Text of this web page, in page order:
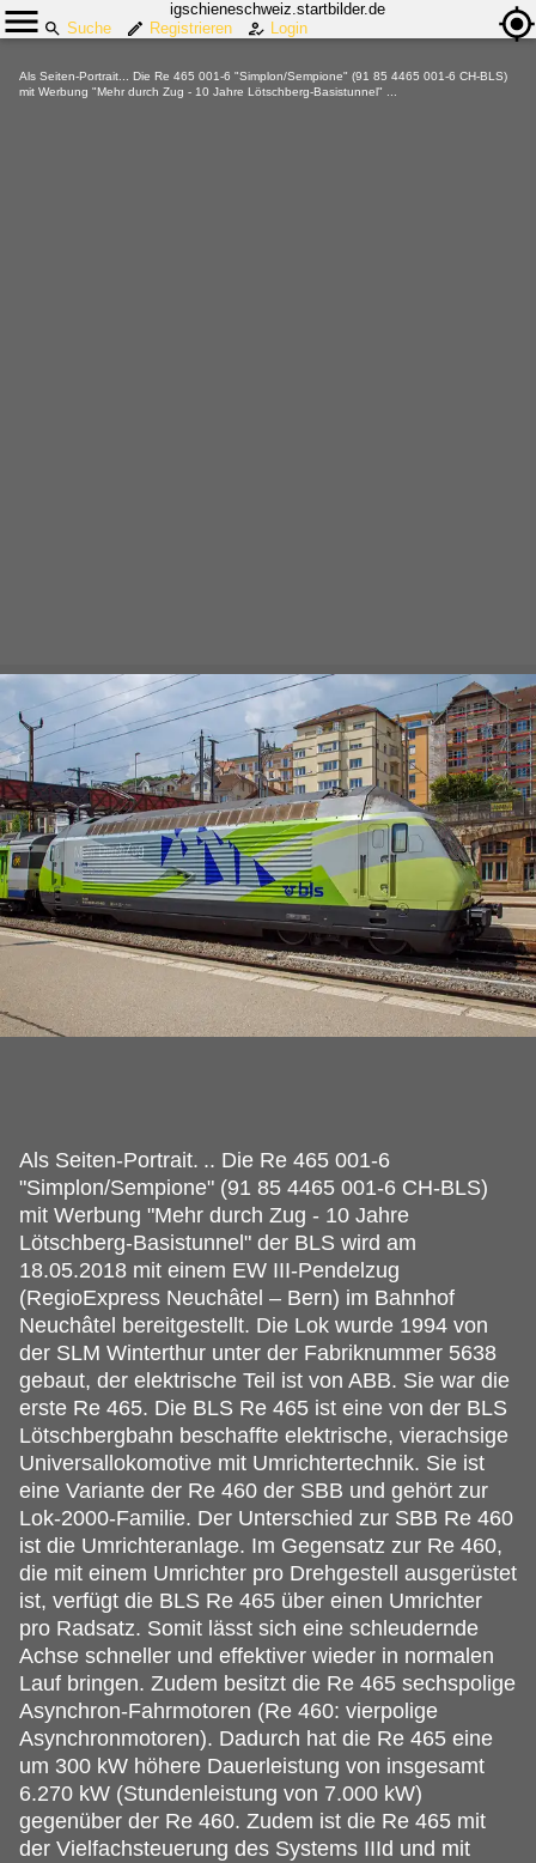
igschieneschweiz.startbilder.de
Suche
Registrieren Login
Als Seiten-Portrait... Die Re 465 001-6 "Simplon/Sempione" (91 85 4465 001-6 CH-BLS)
mit Werbung "Mehr durch Zug - 10 Jahre Lötschberg-Basistunnel" ...
Als Seiten-Portrait. .. Die Re 465 001-6
"Simplon/Sempione" (91 85 4465 001-6 CH-BLS)
mit Werbung "Mehr durch Zug - 10 Jahre
Lötschberg-Basistunnel" der BLS wird am
18.05.2018 mit einem EW III-Pendelzug
(RegioExpress Neuchâtel – Bern) im Bahnhof
Neuchâtel bereitgestellt. Die Lok wurde 1994 von
der SLM Winterthur unter der Fabriknummer 5638
gebaut, der elektrische Teil ist von ABB. Sie war die
erste Re 465. Die BLS Re 465 ist eine von der BLS
Lötschbergbahn beschaffte elektrische, vierachsige
Universallokomotive mit Umrichtertechnik. Sie ist
eine Variante der Re 460 der SBB und gehört zur
Lok-2000-Familie. Der Unterschied zur SBB Re 460
ist die Umrichteranlage. Im Gegensatz zur Re 460,
die mit einem Umrichter pro Drehgestell ausgerüstet
ist, verfügt die BLS Re 465 über einen Umrichter
pro Radsatz. Somit lässt sich eine schleudernde
Achse schneller und effektiver wieder in normalen
Lauf bringen. Zudem besitzt die Re 465 sechspolige
Asynchron-Fahrmotoren (Re 460: vierpolige
Asynchronmotoren). Dadurch hat die Re 465 eine
um 300 kW höhere Dauerleistung von insgesamt
6.270 kW (Stundenleistung von 7.000 kW)
gegenüber der Re 460. Zudem ist die Re 465 mit
der Vielfachsteuerung des Systems IIId und mit